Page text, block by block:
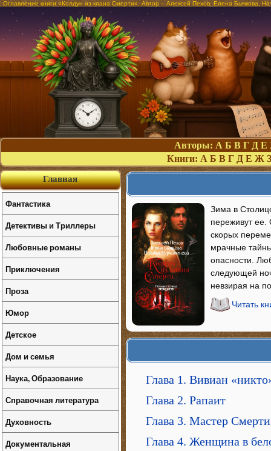
Оглавление книги «Колдун из клана Смерти». Автор – Алексей Пехов, Елена Бычкова,
Авторы: А Б В Г Д Е
Книги: А Б В Г Д Е Ж З
Зима в
переживут ее.
скорых
мрачные
опасности.
следующей
невзирая на
Читать
Глава 1. Вивиан
Глава 2. Рапаит
Глава 3. Мастер Смерти
Глава 4. Женщина в
Главная
Фантастика
Детективы и Триллеры
Любовные романы
Приключения
Проза
Юмор
Детское
Дом и семья
Наука, Образование
Справочная литература
Духовность
Документальная